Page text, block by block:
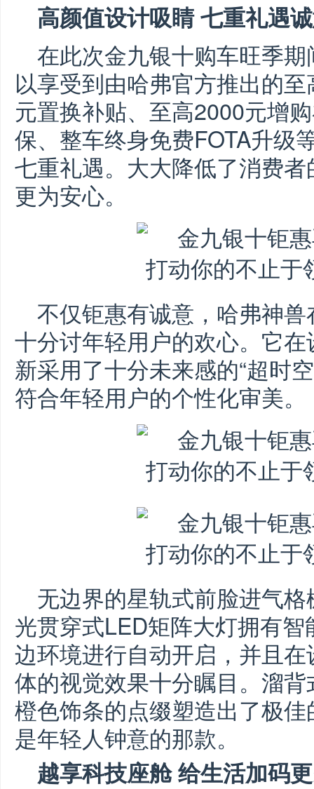
高颜值设计吸睛 七重礼遇
在此次金九银十购车旺季
以享受到由哈弗官方推出的
元置换补贴、至高2000元增
保、整车终身免费FOTA升级
七重礼遇。大大降低了消费
更为安心。
不仅钜惠有诚意，哈弗神
十分讨年轻用户的欢心。它
新采用了十分未来感的“超时
符合年轻用户的个性化审美。
无边界的星轨式前脸进气
光贯穿式LED矩阵大灯拥有
边环境进行自动开启，并且
体的视觉效果十分瞩目。溜
橙色饰条的点缀塑造出了极
是年轻人钟意的那款。
越享科技座舱 给生活加码